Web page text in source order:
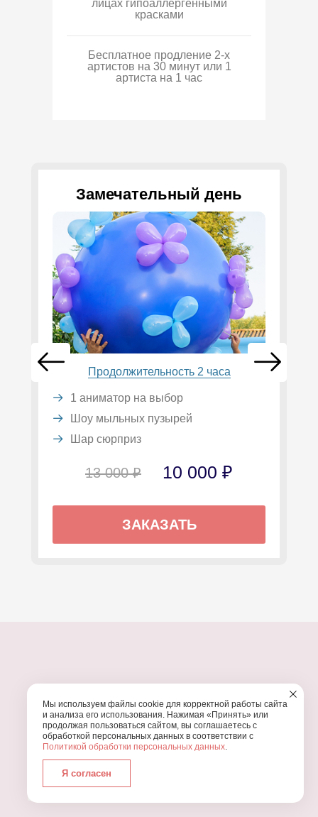
лицах гипоаллергенными
красками
Бесплатное продление 2-х
артистов на 30 минут или 1
артиста на 1 час
Замечательный день
Продолжительность 2 часа
1 аниматор на выбор
Шоу мыльных пузырей
Шар сюрприз
13 000 ₽ 10 000 ₽
ЗАКАЗАТЬ
УЗНАЙТЕ, ПОЧЕМУ ПРОВЕДЕНИЕВАШЕГО
ПРАЗДНИКА СТОИТ ДОВЕРИТЬ НАМ
Работаем с 2016 года
Мы используем файлы cookie для корректной работы сайта
и анализа его использования. Нажимая «Принять» или
продолжая пользоваться сайтом, вы соглашаетесь с
обработкой персональных данных в соответствии с
Политикой обработки персональных данных.
Я согласен